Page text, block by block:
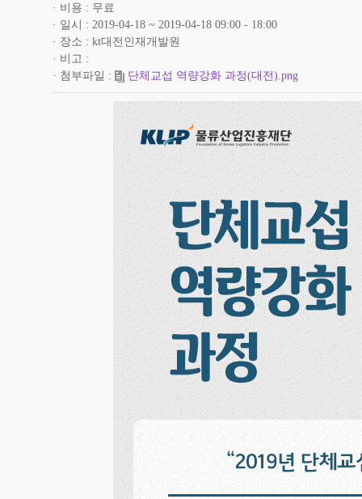
비용
무료
일시
2019-04-18 ~ 2019-04-18 09:00 - 18:00
장소
kt대전인재개발원
비고
첨부파일
단체교섭 역량강화 과정(대전).png